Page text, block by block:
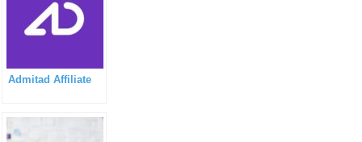
Admitad Affiliate